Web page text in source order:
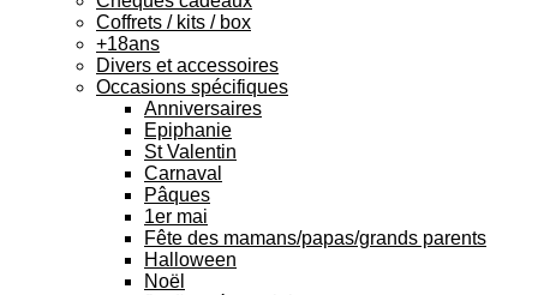
Coffrets / kits / box
+18ans
Divers et accessoires
Occasions spécifiques
Anniversaires
Epiphanie
St Valentin
Carnaval
Pâques
1er mai
Fête des mamans/papas/grands parents
Halloween
Noël